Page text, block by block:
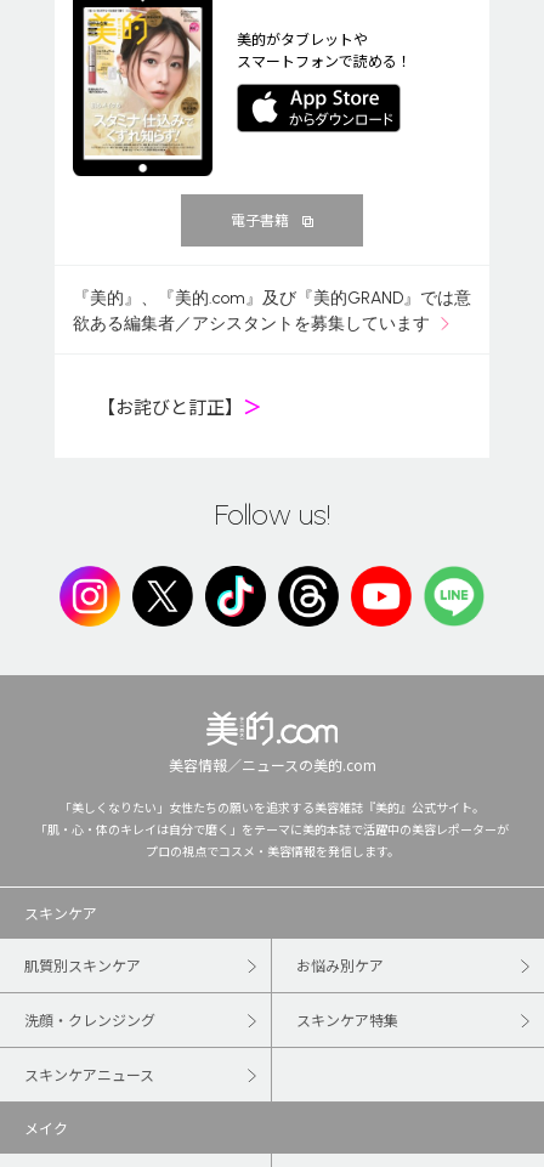
美的がタブレットや
スマートフォンで読める！
電子書籍
『美的』、『美的.com』及び『美的GRAND』では意
欲ある編集者／アシスタントを募集しています
【お詫びと訂正】 ＞
Follow us!
美容情報／ニュースの美的.com
「美しくなりたい」女性たちの願いを追求する美容雑誌『美的』公式サイト。
「肌・心・体のキレイは自分で磨く」をテーマに美的本誌で活躍中の美容レポーターが
プロの視点でコスメ・美容情報を発信します。
スキンケア
肌質別スキンケア お悩み別ケア
洗顔・クレンジング スキンケア特集
スキンケアニュース
メイク